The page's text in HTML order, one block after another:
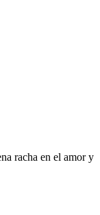
racha en el amor y